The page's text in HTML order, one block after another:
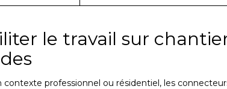
le travail sur
contexte professionnel ou résidentiel, les